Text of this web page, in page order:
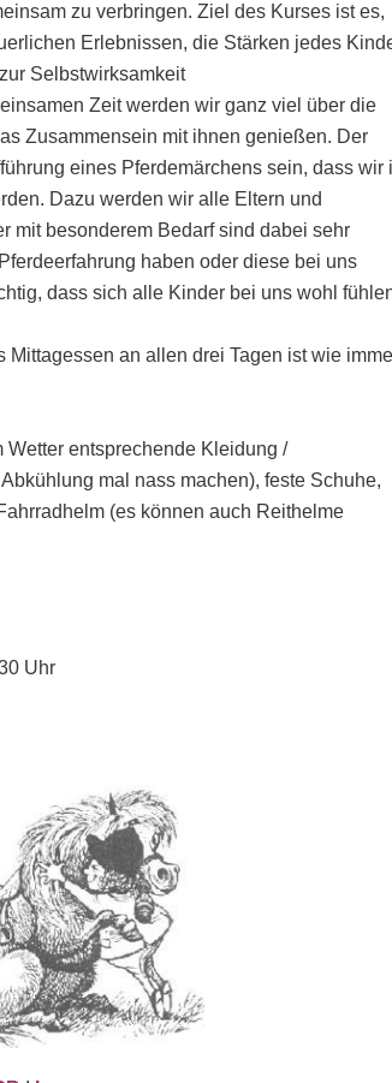
zu verbringen. Ziel des Kurses ist es,
Erlebnissen, die Stärken jedes
Selbstwirksamkeit
Zeit werden wir ganz viel über die
Zusammensein mit ihnen genießen. Der
eines Pferdemärchens sein, dass wir
Dazu werden wir alle Eltern und
mit besonderem Bedarf sind dabei sehr
haben oder diese bei uns
dass sich alle Kinder bei uns wohl
Mittagessen an allen drei Tagen ist wie
entsprechende Kleidung /
mal nass machen), feste Schuhe,
(es können auch Reithelme
Uhr